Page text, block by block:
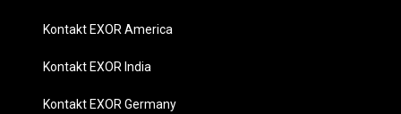
Kontakt EXOR America
Kontakt EXOR India
Kontakt EXOR Germany